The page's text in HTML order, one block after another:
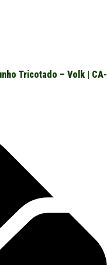
Tricotado – Volk | CA-